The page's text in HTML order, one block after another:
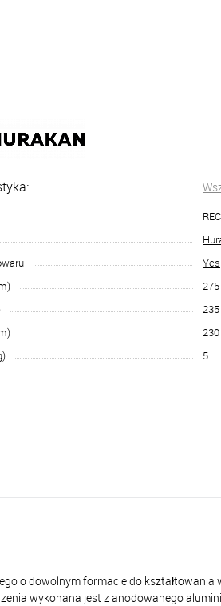
Yes
275
235
230
5
o dowolnym formacie do
wykonana jest z anodowanego